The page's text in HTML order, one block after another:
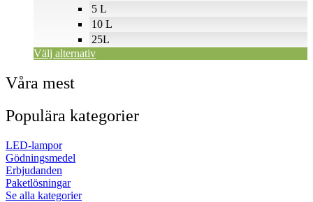
5 L
10 L
25L
Välj alternativ
produktsidan
Våra mest
Populära kategorier
LED-lampor
Gödningsmedel
Erbjudanden
Paketlösningar
Se alla kategorier